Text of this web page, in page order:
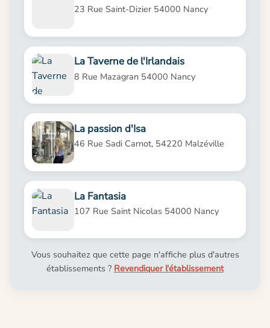
23 Rue Saint-Dizier 54000 Nancy
La Taverne de l'Irlandais
8 Rue Mazagran 54000 Nancy
La passion d'Isa
46 Rue Sadi Carnot, 54220 Malzéville
La Fantasia
107 Rue Saint Nicolas 54000 Nancy
Vous souhaitez que cette page n'affiche plus d'autres
établissements ? Revendiquer l'établissement